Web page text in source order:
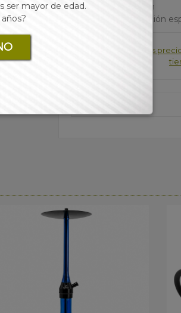
• Pinzas con punzón
• Plato grabado edición
Para consultar los
ser mayor de edad.